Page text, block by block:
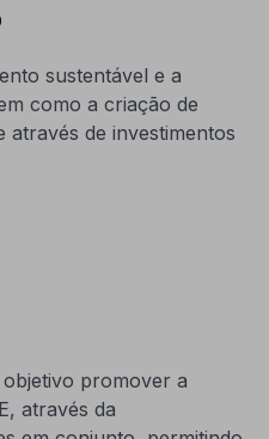
sustentável e a
como a criação de
através de investimentos
promover a
através da